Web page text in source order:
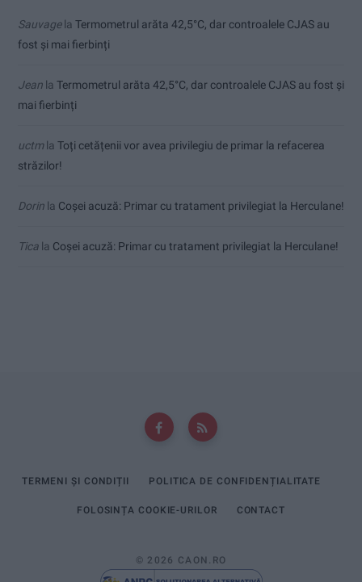
Sauvagela Termometrul arăta 42,5°C, dar controalele CJAS au
fost și mai fierbinți
Jean la Termometrul arăta 42,5°C, dar controalele CJAS au fost și
mai fierbinți
uctmla Toți cetățenii vor avea privilegiu de primar la refacerea
străzilor!
Dorin la Coșei acuză: Primar cu tratament privilegiat la Herculane!
Tica la Coșei acuză: Primar cu tratament privilegiat la Herculane!
TERMENI ȘI CONDIȚII POLITICA DE CONFIDENȚIALITATE
FOLOSINȚA COOKIE-URILOR CONTACT
© 2026 CAON.RO